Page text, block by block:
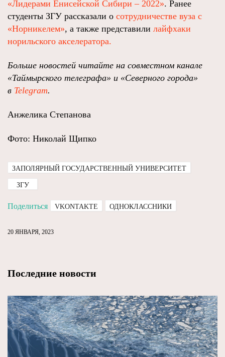
«Лидерами Енисейской Сибири – 2022». Ранее
студенты ЗГУ рассказали о сотрудничестве вуза с
«Норникелем», а также представили лайфхаки
норильского акселератора.
Больше новостей читайте на совместном канале
«Таймырского телеграфа» и «Северного города»
в Telegram.
Анжелика Степанова
Фото: Николай Щипко
ЗАПОЛЯРНЫЙ ГОСУДАРСТВЕННЫЙ УНИВЕРСИТЕТ
ЗГУ
Поделиться VKONTAKTE ОДНОКЛАССНИКИ
20 ЯНВАРЯ, 2023
Последние новости